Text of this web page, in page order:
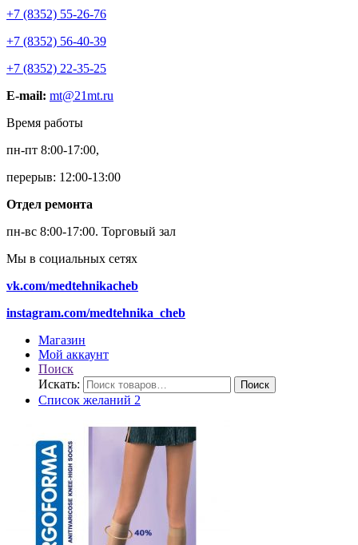
+7 (8352) 55-26-76
+7 (8352) 56-40-39
+7 (8352) 22-35-25
E-mail: mt@21mt.ru
Время работы
пн-пт 8:00-17:00,
перерыв: 12:00-13:00
Отдел ремонта
пн-вс 8:00-17:00. Торговый зал
Мы в социальных сетях
vk.com/medtehnikacheb
instagram.com/medtehnika_cheb
Магазин
Мой аккаунт
Поиск
Искать:
Поиск
Список желаний 2